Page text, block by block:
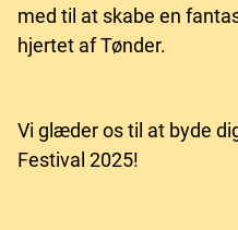
med til at skabe en
hjertet af Tønder.
Vi glæder os til at byde
Festival 2025!